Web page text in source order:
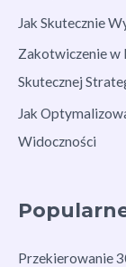
Jak Skutecznie
Zakotwiczenie w
Skutecznej
Jak
Widoczności
Przekierowanie